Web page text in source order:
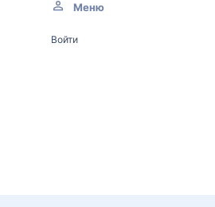
Меню
Войти